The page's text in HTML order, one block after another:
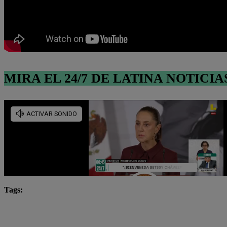
MIRA EL 24/7 DE LATINA
Tags: